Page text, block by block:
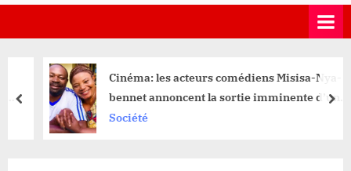
Cinéma: les acteurs comédiens Misisa-Nya-
bennet annoncent la sortie imminente d’un
nouveau film à Durba
Société
prev